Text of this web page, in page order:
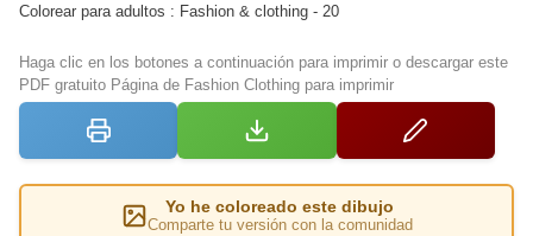
Colorear para adultos : Fashion & clothing - 20
Haga clic en los botones a continuación para imprimir o descargar este
PDF gratuito Página de Fashion Clothing para imprimir
Yo he coloreado este dibujo
Comparte tu versión con la comunidad